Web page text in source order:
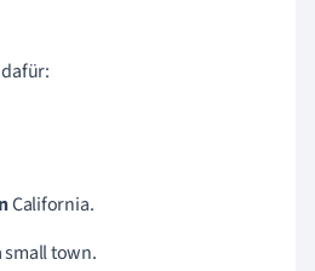
California.
town.